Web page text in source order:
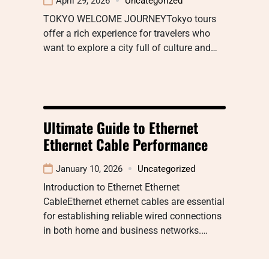
TOKYO WELCOME JOURNEYTokyo tours
offer a rich experience for travelers who
want to explore a city full of culture and…
Ultimate Guide to Ethernet
Ethernet Cable Performance
January 10, 2026 Uncategorized
Introduction to Ethernet Ethernet
CableEthernet ethernet cables are essential
for establishing reliable wired connections
in both home and business networks.…